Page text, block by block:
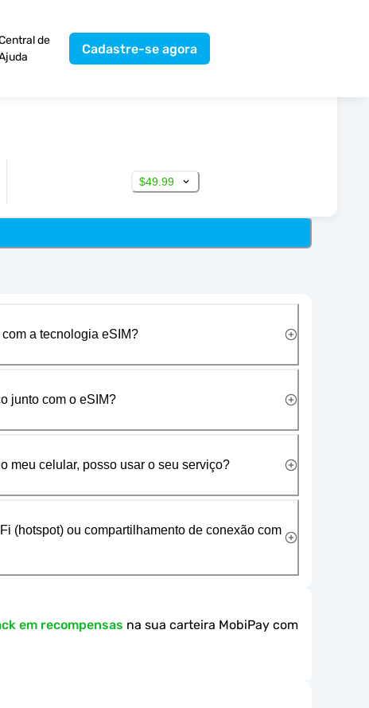
de
Cadastre-se agora
$49.99
a tecnologia eSIM?
junto com o eSIM?
meu celular, posso usar o seu serviço?
(hotspot) ou compartilhamento de conexão com
em recompensas na sua carteira MobiPay com